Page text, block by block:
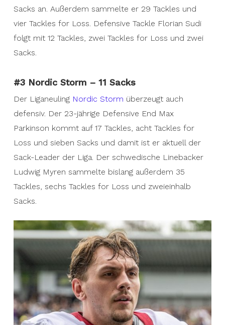
Sacks an. Außerdem sammelte er 29 Tackles und
vier Tackles for Loss. Defensive Tackle Florian Sudi
folgt mit 12 Tackles, zwei Tackles for Loss und zwei
Sacks.
#3 Nordic Storm – 11 Sacks
Der Liganeuling Nordic Storm überzeugt auch
defensiv. Der 23-jährige Defensive End Max
Parkinson kommt auf 17 Tackles, acht Tackles for
Loss und sieben Sacks und damit ist er aktuell der
Sack-Leader der Liga. Der schwedische Linebacker
Ludwig Myren sammelte bislang außerdem 35
Tackles, sechs Tackles for Loss und zweieinhalb
Sacks.